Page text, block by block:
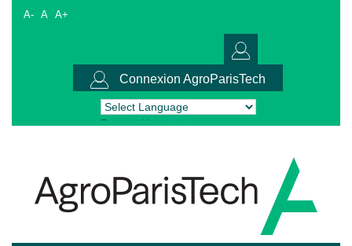
A- A A+
Connexion AgroParisTech
Powered by Translate